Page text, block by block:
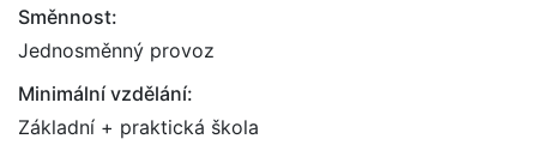
Směnnost:
Jednosměnný provoz
Minimální vzdělání:
Základní + praktická škola